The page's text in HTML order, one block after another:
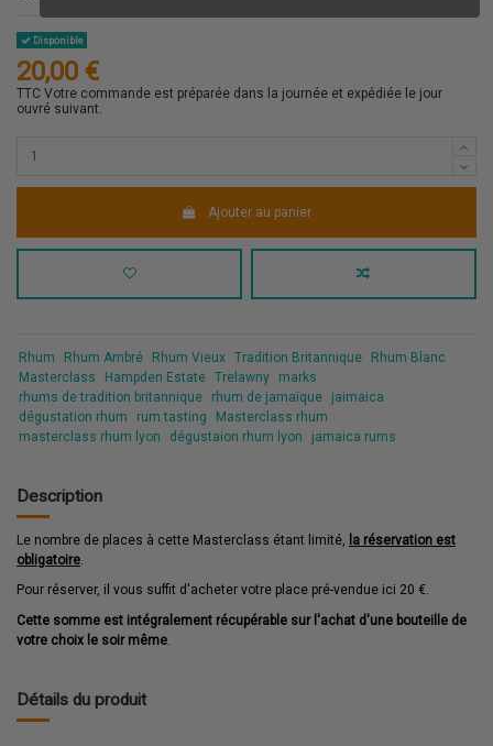
Disponible
20,00 €
TTC Votre commande est préparée dans la journée et expédiée le jour
ouvré suivant.
Ajouter au panier
Rhum Rhum Ambré Rhum Vieux Tradition Britannique
Rhum Blanc
Masterclass
Hampden Estate Trelawny
marks
rhums de tradition britannique
rhum de jamaïque
jaimaica
dégustation rhum
rum tasting
Masterclass rhum
masterclass rhum lyon
dégustaion rhum lyon jamaica rums
Description
Le nombre de places à cette Masterclass étant limité, la réservation est
obligatoire.
Pour réserver, il vous suffit d'acheter votre place pré-vendue ici 20 €.
Cette somme est intégralement récupérable sur l'achat d'une bouteille de
votre choix le soir même.
Détails du produit